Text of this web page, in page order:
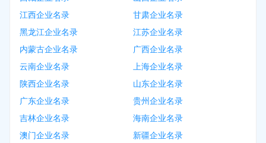
江西企业名录
甘肃企业名录
黑龙江企业名录
江苏企业名录
内蒙古企业名录
广西企业名录
云南企业名录
上海企业名录
陕西企业名录
山东企业名录
广东企业名录
贵州企业名录
吉林企业名录
海南企业名录
澳门企业名录
新疆企业名录